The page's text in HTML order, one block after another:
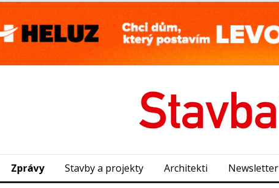
Zprávy Stavby a projekty Architekti Newsletter